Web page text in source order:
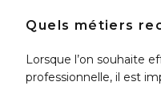
Quels métiers
Lorsque l’on souhaite
professionnelle, il est